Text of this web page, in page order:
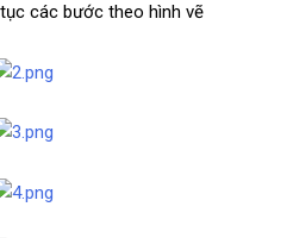
các bước theo hình vẽ